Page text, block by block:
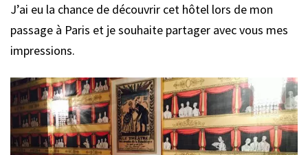
J’ai eu la chance de découvrir cet hôtel lors de mon
passage à Paris et je souhaite partager avec vous mes
impressions.